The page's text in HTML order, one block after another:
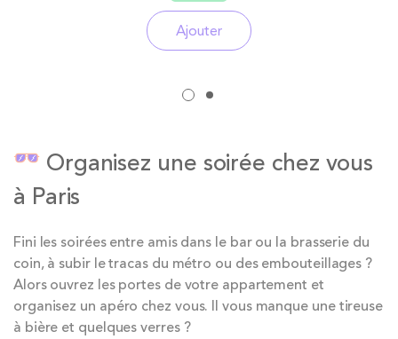
Ajouter
Organisez une soirée chez vous
à Paris
Fini les soirées entre amis dans le bar ou la brasserie du
coin, à subir le tracas du métro ou des embouteillages ?
Alors ouvrez les portes de votre appartement et
organisez un apéro chez vous. Il vous manque une tireuse
à bière et quelques verres ?